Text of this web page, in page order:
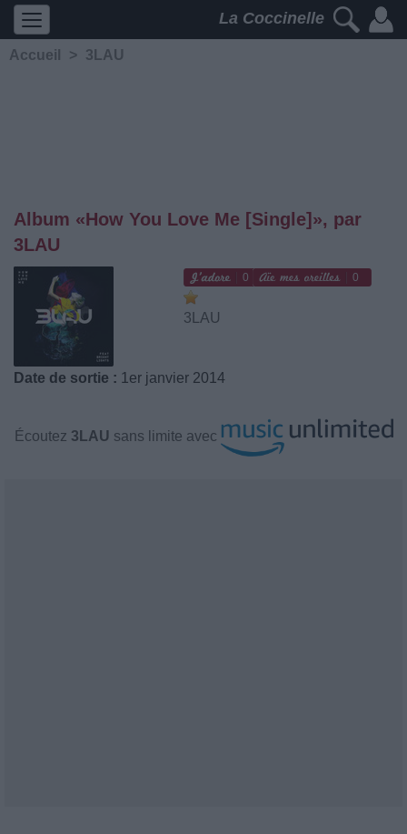
La Coccinelle
Accueil > 3LAU
Album «How You Love Me [Single]», par
3LAU
0 0
3LAU
Date de sortie : 1er janvier 2014
Écoutez 3LAU sans limite avec